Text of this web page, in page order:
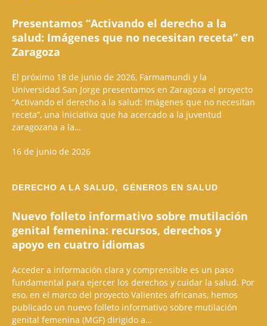
Presentamos “Activando el derecho a la
salud: Imágenes que no necesitan receta” en
Zaragoza
El próximo 18 de junio de 2026, Farmamundi y la
Universidad San Jorge presentamos en Zaragoza el proyecto
“Activando el derecho a la salud: Imágenes que no necesitan
receta”, una iniciativa que ha acercado a la juventud
zaragozana a la…
16 de junio de 2026
DERECHO A LA SALUD, GÉNEROS EN SALUD
Nuevo folleto informativo sobre mutilación
genital femenina: recursos, derechos y
apoyo en cuatro idiomas
Acceder a información clara y comprensible es un paso
fundamental para ejercer los derechos y cuidar la salud. Por
eso, en el marco del proyecto Valientes africanas, hemos
publicado un nuevo folleto informativo sobre mutilación
genital femenina (MGF) dirigido a…